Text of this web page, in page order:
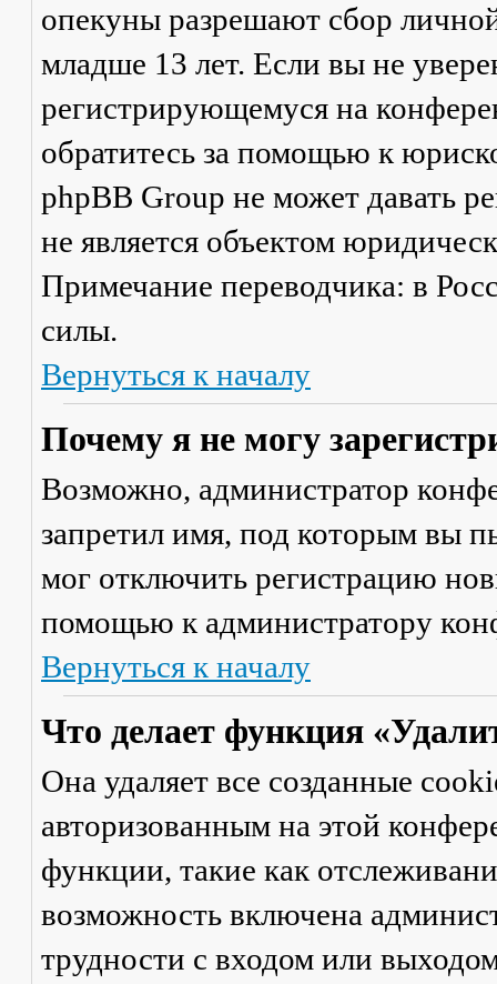
опекуны разрешают сбор
младше 13 лет. Если вы не
регистрирующемуся на
обратитесь за помощью к
phpBB Group не может давать
не является объектом
Примечание переводчика: в
силы.
Вернуться к началу
Почему я не могу
Возможно, администратор
запретил имя, под которым вы
мог отключить регистрацию
помощью к администратору
Вернуться к началу
Что делает функция
Она удаляет все созданные
авторизованным на этой
функции, такие как
возможность включена
трудности с входом или